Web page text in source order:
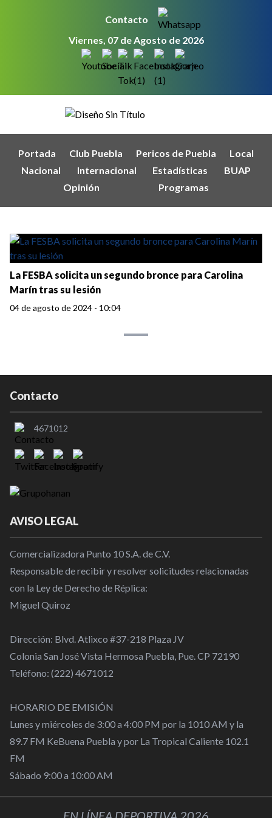
Contacto
Viernes, 07 de Agosto de 2026
Portada Club Puebla Pericos de Puebla
Local
Nacional
Internacional Estadísticas
BUAP
Opinión
Programas
La FESBA solicita un segundo bronce para Carolina
Marín tras su lesión
04 de agosto de 2024 - 10:04
Contacto
4671012
AVISO LEGAL
Comercializadora Punto 10 S.A. de C.V.
Responsable de recibir y resolver solicitudes relacionadas
con la Ley de Derecho de Réplica:
Miguel Quiroz
Dirección: Blvd. Atlixco #37-218 Plaza JV
Colonia San José Vista Hermosa Puebla, Pue. CP 72190
Teléfono: (222) 4671012
HORARIO DE EMISIÓN
Lunes y miércoles de 3:00 a 4:00 PM por la 1010 AM y la
89.7 FM KeBuena Puebla y por La Tropical Caliente 102.1
FM
Sábado 9:00 a 10:00 AM